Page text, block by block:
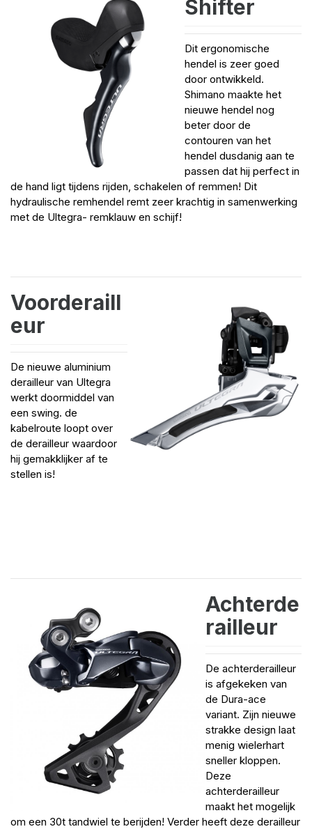
Shifter
Dit ergonomische
hendel is zeer goed
door ontwikkeld.
Shimano maakte het
nieuwe hendel nog
beter door de
contouren van het
hendel dusdanig aan te
passen dat hij perfect in
de hand ligt tijdens rijden, schakelen of remmen! Dit
hydraulische remhendel remt zeer krachtig in samenwerking
met de Ultegra- remklauw en schijf!
Voorderaill
eur
De nieuwe aluminium
derailleur van Ultegra
werkt doormiddel van
een swing. de
kabelroute loopt over
de derailleur waardoor
hij gemakklijker af te
stellen is!
Achterde
railleur
De achterderailleur
is afgekeken van
de Dura-ace
variant. Zijn nieuwe
strakke design laat
menig wielerhart
sneller kloppen.
Deze
achterderailleur
maakt het mogelijk
om een 30t tandwiel te berijden! Verder heeft deze derailleur